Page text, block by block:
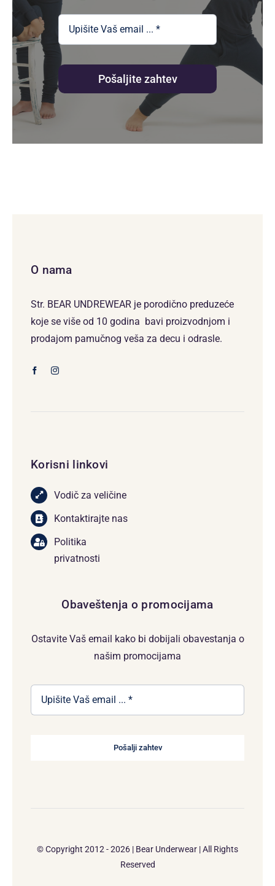
Pošaljite zahtev
O nama
Str. BEAR UNDREWEAR je porodično preduzeće
koje se više od 10 godina bavi proizvodnjom i
prodajom pamučnog veša za decu i odrasle.
Korisni linkovi
Vodič za veličine
Kontaktirajte nas
Politika
privatnosti
Obaveštenja o promocijama
Ostavite Vaš email kako bi dobijali obavestanja o
našim promocijama
Pošalji zahtev
© Copyright 2012 - 2026 | Bear Underwear | All Rights
Reserved